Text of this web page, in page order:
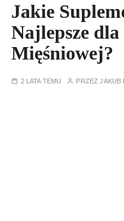
Jakie
Najlepsze
Mięśniowej?
2 LATA TEMU PRZEZJAKUB